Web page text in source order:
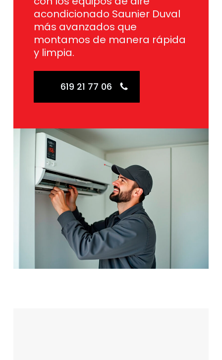
acondicionado Saunier Duval
más avanzados que
montamos de manera rápida
y limpia.
619 21 77 06